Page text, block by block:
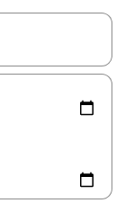
ja alas-